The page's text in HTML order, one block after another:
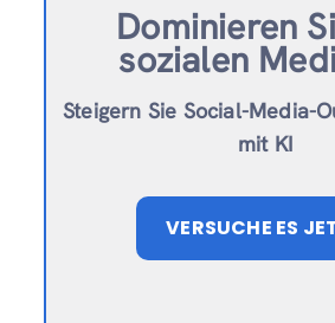
Dominieren
sozialen
Steigern Sie Social-Media-
mit KI
VERSUCHE ES